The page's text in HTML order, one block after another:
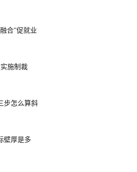
合”促就业
施制裁
步怎么算斜
壁厚是多